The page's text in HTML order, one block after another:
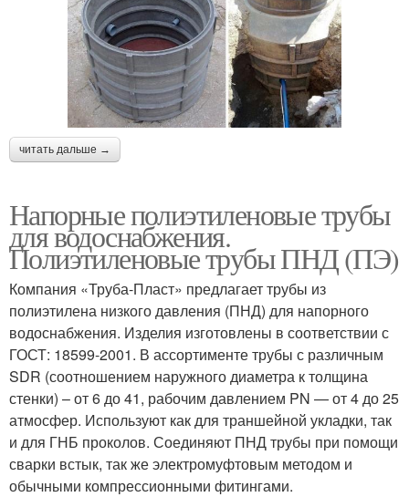
читать дальше →
Напорные полиэтиленовые трубы
для водоснабжения.
Полиэтиленовые трубы ПНД (ПЭ)
Компания «Труба-Пласт» предлагает трубы из
полиэтилена низкого давления (ПНД) для напорного
водоснабжения. Изделия изготовлены в соответствии с
ГОСТ: 18599-2001. В ассортименте трубы с различным
SDR (соотношением наружного диаметра к толщина
стенки) – от 6 до 41, рабочим давлением PN — от 4 до 25
атмосфер. Используют как для траншейной укладки, так
и для ГНБ проколов. Соединяют ПНД трубы при помощи
сварки встык, так же электромуфтовым методом и
обычными компрессионными фитингами.